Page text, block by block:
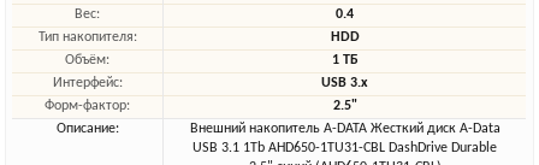
Вес:
0.4
Тип накопителя:
HDD
Объём:
1 ТБ
Интерфейс:
USB 3.x
Форм-фактор:
2.5"
Описание:
Внешний накопитель A-DATA Жесткий диск A-Data
USB 3.1 1Tb AHD650-1TU31-CBL DashDrive Durable